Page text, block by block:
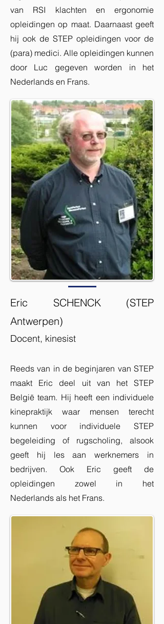
van RSI klachten en ergonomie
opleidingen op maat. Daarnaast geeft
hij ook de STEP opleidingen voor de
(para) medici. Alle opleidingen kunnen
door Luc gegeven worden in het
Nederlands en Frans.
Eric SCHENCK (STEP
Antwerpen)
Docent, kinesist
Reeds van in de beginjaren van STEP
maakt Eric deel uit van het STEP
België team. Hij heeft een individuele
kinepraktijk waar mensen terecht
kunnen voor individuele STEP
begeleiding of rugscholing, alsook
geeft hij les aan werknemers in
bedrijven. Ook Eric geeft de
opleidingen zowel in het
Nederlands als het Frans.